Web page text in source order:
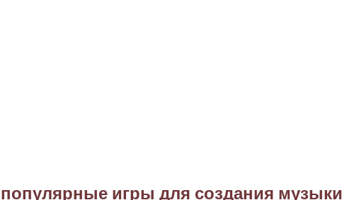
игры для создания музыки